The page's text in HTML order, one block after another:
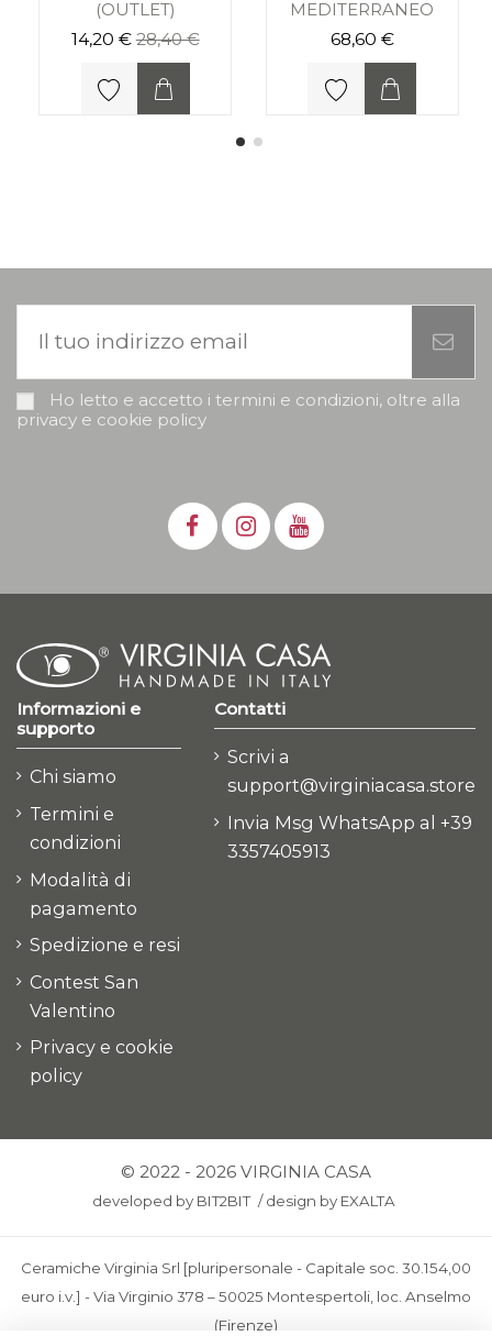
(OUTLET)
14,20 €28,40 €
MEDITERRANEO
68,60 €
Ho letto e accetto i termini e condizioni, oltre alla
privacy e cookie policy
Informazioni e
supporto
Chi siamo
Termini e
condizioni
Modalità di
pagamento
Spedizione e resi
Contest San
Valentino
Privacy e cookie
policy
Contatti
Scrivi a
support@virginiacasa.store
Invia Msg WhatsApp al +39
3357405913
© 2022 - 2026 VIRGINIA CASA
developed by BIT2BIT /design by EXALTA
Ceramiche Virginia Srl [pluripersonale - Capitale soc. 30.154,00
euro i.v.] - Via Virginio 378 – 50025 Montespertoli, loc. Anselmo
(Firenze)